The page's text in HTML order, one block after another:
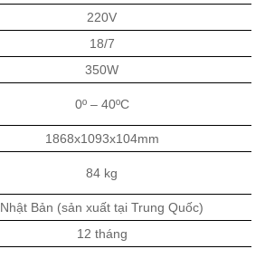
220V
18/7
350W
0º – 40ºC
1868x1093x104mm
84 kg
Nhật Bản (sản xuất tại Trung Quốc)
12 tháng